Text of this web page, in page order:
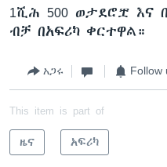
1ሺሕ 500 ወታደሮቿ እና
ብቻ በአፍሪካ ቀርተዋል።
አጋሩ Follow
This item is part of
ዜና አፍሪካ